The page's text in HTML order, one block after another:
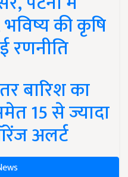
की कृषि
रणनीति
बारिश का
15 से ज्यादा
अलर्ट